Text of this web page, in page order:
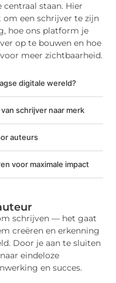
staan. Hier
om een ​​schrijver te zijn
hoe ons platform je
op te bouwen en hoe
meer zichtbaarheid.
digitale wereld?
schrijver naar merk
auteurs
voor maximale impact
schrijven — het gaat
creëren en erkenning
Door je aan te sluiten
eindeloze
en succes.